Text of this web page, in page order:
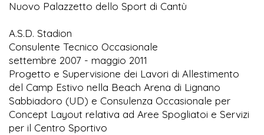
Nuovo Palazzetto dello Sport di Cantù
A.S.D. Stadion
Consulente Tecnico Occasionale
settembre 2007 - maggio 2011
Progetto e Supervisione dei Lavori di Allestimento
del Camp Estivo nella Beach Arena di Lignano
Sabbiadoro (UD) e Consulenza Occasionale per
Concept Layout relativa ad Aree Spogliatoi e Servizi
per il Centro Sportivo